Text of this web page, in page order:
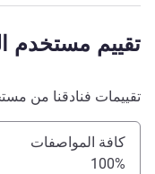
تقييم مستخدم
تقييمات فنادقنا من
كافة المواصفات
100%